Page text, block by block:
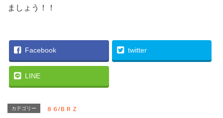
ましょう！！
Facebook twitter
LINE
カテゴリー ８６/ＢＲＺ